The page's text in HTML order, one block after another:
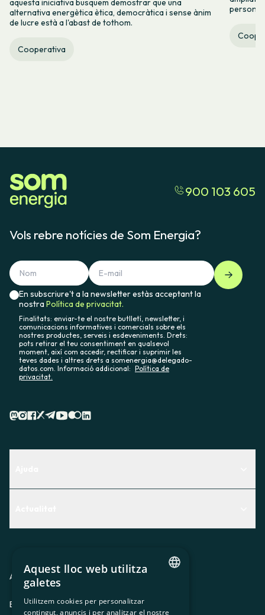
aquesta iniciativa busquem demostrar que una
alternativa energètica ètica, democràtica i sense ànim
de lucre està a l'abast de tothom.
Cooperativa
900 103 605
Vols rebre notícies de Som Energia?
En subscriure't a la newsletter estàs acceptant la
nostraPolítica de privacitat.
Finalitats: enviar-te el nostre butlletí, newsletter, i
comunicacions informatives i comercials sobre els
nostres productes, serveis i esdeveniments. Drets:
pots retirar el teu consentiment en qualsevol
moment, així com accedir, rectificar i suprimir les
teves dades i altres drets a somenergia@delegado-
datos.com. Informació addicional: Política de
privacitat.
Premsa
Treballa amb nosaltres
Avis legal
ES CAGLEU
SPANISH
Aquest lloc web utilitza
galetes
Utilitzem cookies per personalitzar
contingut, anuncis i per analitzar el nostre